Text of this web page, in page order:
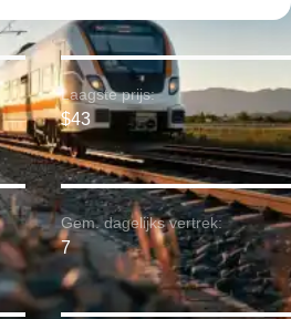
Laagste prijs:
$43
Gem. dagelijks vertrek:
7